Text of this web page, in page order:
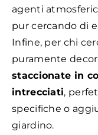
agenti
pur cercando di
Infine, per chi
puramente
staccionate in
intrecciati,
specifiche o
giardino.